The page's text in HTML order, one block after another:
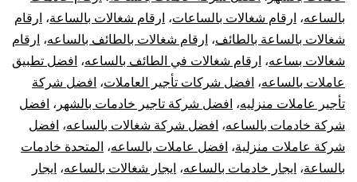
بالساعه، ارقام شغالات بالساعات، ارقام شغالات بالساعة، ارقام
شغالات بالساعة بالطائف، ارقام شغالات بالطائف بالساعه، ارقام
شغالات بساعه، ارقام شغالات في الطائف بالساعه، افضل تطبيق
عاملات بالساعه، افضل شركات تأجير العاملات، افضل شركة
تأجير عاملات منزليه، افضل شركة تاجير خادمات بالشهر ، افضل
شركة خادمات بالساعه، افضل شركة شغالات بالساعه، افضل
شركة عاملات منزلية، افضل عاملات بالساعه، المتحدة خادمات
بالساعة، ايجار خادمات بالساعه، ايجار شغالات بالساعه، ايجار